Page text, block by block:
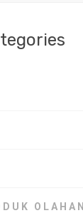
OLAHAN